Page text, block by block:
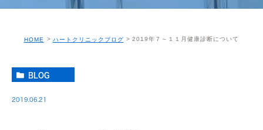
HOME ハートクリニックブログ 2019年７～１１月健康診断について
BLOG
2019.06.21